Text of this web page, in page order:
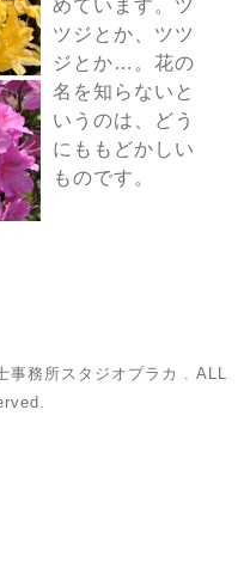
めています。ツ
ツジとか、ツツ
ジとか…。花の
名を知らないと
いうのは、どう
にももどかしい
ものです。
務所スタジオプラカ . ALL